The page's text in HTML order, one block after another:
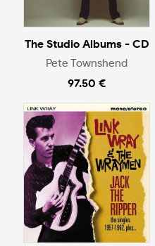
The Studio Albums - CD
Pete Townshend
97.50 €